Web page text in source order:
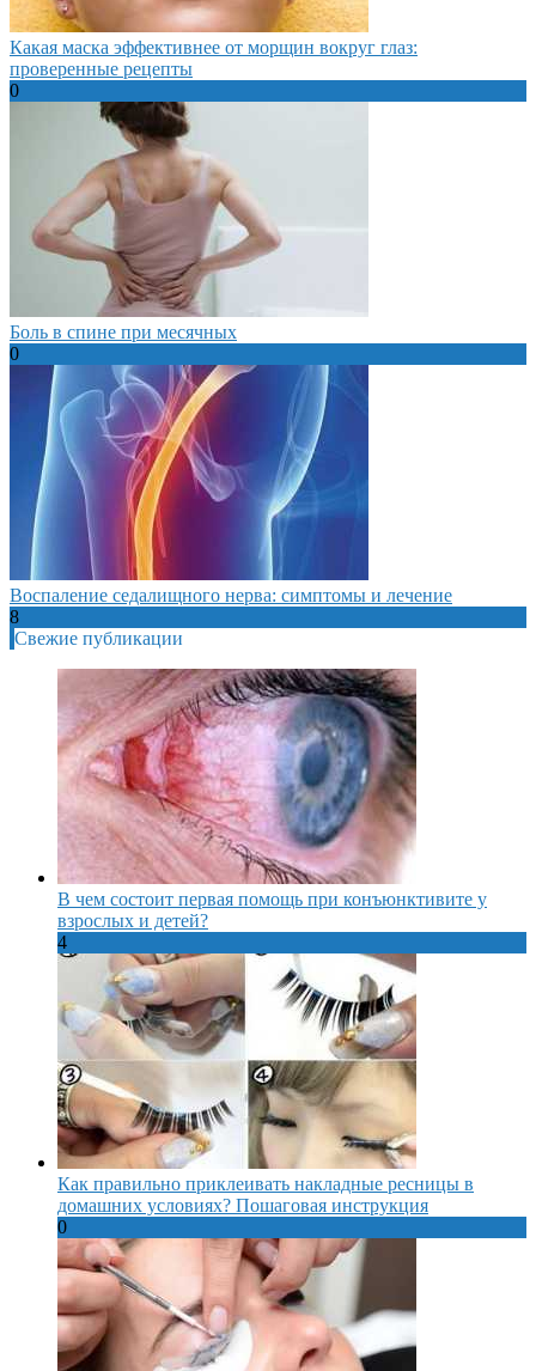
Какая маска эффективнее от морщин вокруг глаз:
проверенные рецепты
0
Боль в спине при месячных
0
Воспаление седалищного нерва: симптомы и лечение
8
Свежие публикации
В чем состоит первая помощь при конъюнктивите у
взрослых и детей?
4
Как правильно приклеивать накладные ресницы в
домашних условиях? Пошаговая инструкция
0